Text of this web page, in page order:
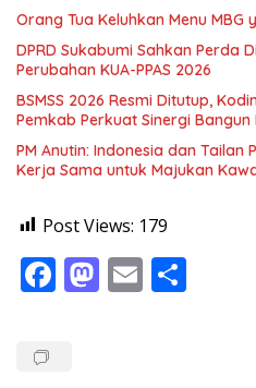
Orang Tua Keluhkan Menu MBG
DPRD Sukabumi Sahkan Perda
Perubahan KUA-PPAS 2026
BSMSS 2026 Resmi Ditutup,
Pemkab Perkuat Sinergi Bangun
PM Anutin: Indonesia dan Tailan
Kerja Sama untuk Majukan
Post Views: 179
F M E